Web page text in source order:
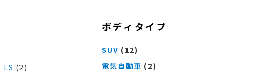
LS (2)
ボディタイプ
SUV (12)
電気自動車 (2)